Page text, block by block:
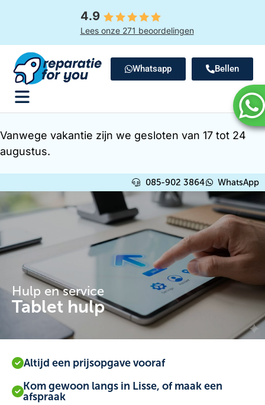
4.9
Lees onze 271 beoordelingen
Whatsapp Bellen
Vanwege vakantie zijn we gesloten van 17 tot 24
augustus.
WhatsApp
085-902 3864
Hulp en service
Tablet hulp
Altijd een prijsopgave vooraf
Kom gewoon langs in Lisse, of maak een
afspraak